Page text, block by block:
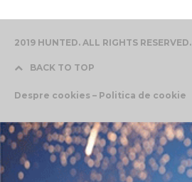
2019 HUNTED. ALL RIGHTS RESERVED.
BACK TO TOP
Despre cookies – Politica de cookie